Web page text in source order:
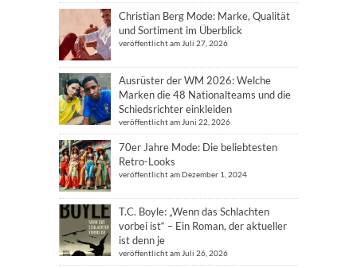
Christian Berg Mode: Marke, Qualität
und Sortiment im Überblick
veröffentlicht am Juli 27, 2026
Ausrüster der WM 2026: Welche
Marken die 48 Nationalteams und die
Schiedsrichter einkleiden
veröffentlicht am Juni 22, 2026
70er Jahre Mode: Die beliebtesten
Retro-Looks
veröffentlicht am Dezember 1, 2024
T.C. Boyle: „Wenn das Schlachten
vorbei ist“ – Ein Roman, der aktueller
ist denn je
veröffentlicht am Juli 26, 2026